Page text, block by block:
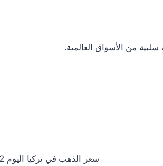
سعر الذهب في تركيا اليوم 02 يوليو 2025